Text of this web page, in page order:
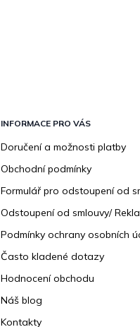
INFORMACE PRO VÁS
Doručení a možnosti platby
Obchodní podmínky
Formulář pro odstoupení od
Odstoupení od smlouvy/
Podmínky ochrany osobních
Často kladené dotazy
Hodnocení obchodu
Náš blog
Kontakty